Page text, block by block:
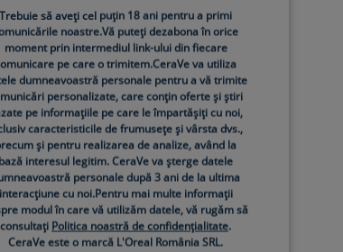
demachiante spumantecu
ofera, de asemenea, o curatare
policy
Trebuie să aveți cel puțin 18 ani pentru a primi
noastre.Vă puteți dezabona în orice
moment prin intermediul link-ului din fiecare
pe care o trimitem.CeraVe va utiliza
dumneavoastră personale pentru a vă trimite
personalizate, care conțin oferte și știri
pe informațiile pe care le împartășiți cu noi,
caracteristicile de frumusețe și vârsta dvs.,
și pentru realizarea de analize, având la
bază interesul legitim. CeraVe va șterge datele
personale după 3 ani de la ultima
interacțiune cu noi.Pentru mai multe informații
modul în care vă utilizăm datele, vă rugăm să
consultați Politica noastră de confidențialitate.
CeraVe este o marcă L'Oreal România SRL.